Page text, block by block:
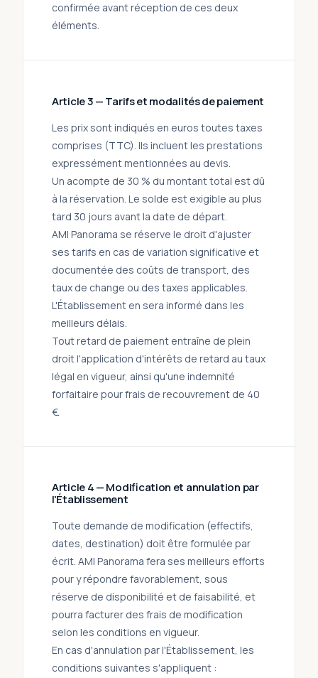
confirmée avant réception de ces deux
éléments.
Article 3 — Tarifs et modalités de paiement
Les prix sont indiqués en euros toutes taxes
comprises (TTC). Ils incluent les prestations
expressément mentionnées au devis.
Un acompte de 30 % du montant total est dû
à la réservation. Le solde est exigible au plus
tard 30 jours avant la date de départ.
AMI Panorama se réserve le droit d'ajuster
ses tarifs en cas de variation significative et
documentée des coûts de transport, des
taux de change ou des taxes applicables.
L'Établissement en sera informé dans les
meilleurs délais.
Tout retard de paiement entraîne de plein
droit l'application d'intérêts de retard au taux
légal en vigueur, ainsi qu'une indemnité
forfaitaire pour frais de recouvrement de 40
€.
Article 4 — Modification et annulation par
l'Établissement
Toute demande de modification (effectifs,
dates, destination) doit être formulée par
écrit. AMI Panorama fera ses meilleurs efforts
pour y répondre favorablement, sous
réserve de disponibilité et de faisabilité, et
pourra facturer des frais de modification
selon les conditions en vigueur.
En cas d'annulation par l'Établissement, les
conditions suivantes s'appliquent :